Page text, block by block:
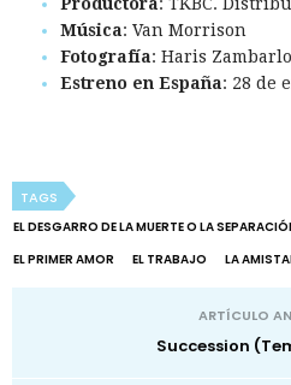
Música: Van Morrison
Fotografía: Haris
Estreno en España: 28 de
TAGS
EL DESGARRO DE LA MUERTE O LA
EL PRIMER AMOR
EL TRABAJO LA
ARTÍCULO
Succession